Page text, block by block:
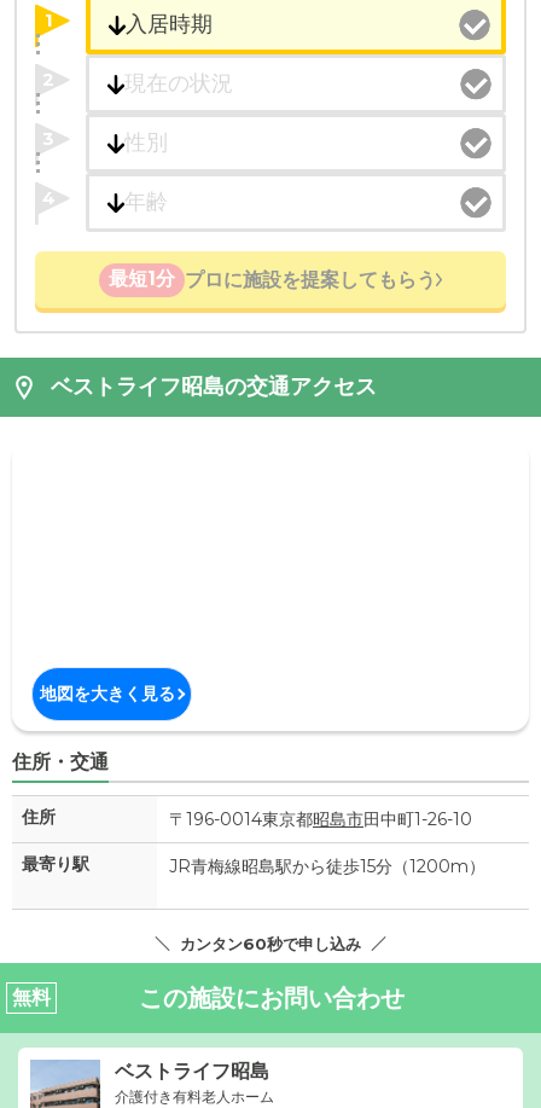
1
2
3
4
最短1分 プロに施設を提案してもらう
ベストライフ昭島の交通アクセス
地図を大きく見る
住所・交通
住所 〒196-0014東京都昭島市田中町1-26-10
最寄り駅 JR青梅線昭島駅から徒歩15分（1200m）
カンタン60秒で申し込み
無料 この施設にお問い合わせ
ベストライフ昭島
介護付き有料老人ホーム